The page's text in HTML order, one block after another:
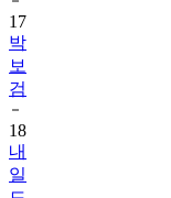
17
박
보
검
18
내
일